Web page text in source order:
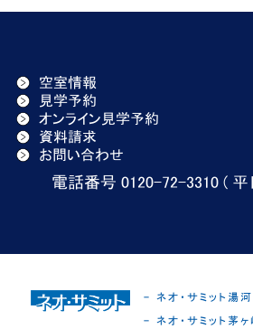
空室情報
見学予約
オンライン見学予約
資料請求
お問い合わせ
電話番号 0120-72-3310 ( 平
- ネオ・サミット湯
- ネオ・サミット茅ヶ